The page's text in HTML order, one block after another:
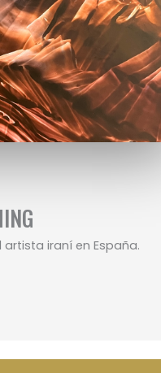
iraní en España.